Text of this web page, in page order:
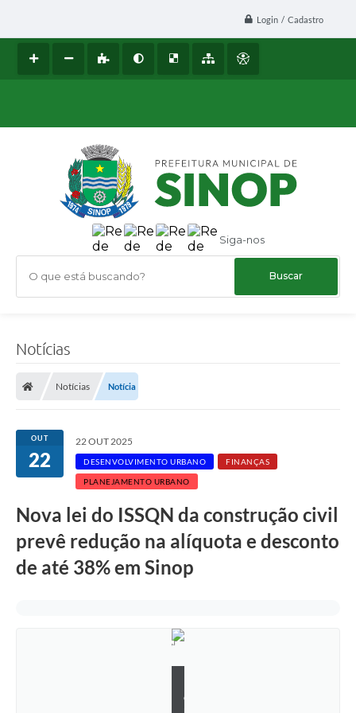
Login / Cadastro
Siga-nos
O que está buscando?
Notícias
Notícias Notícia
OUT
22
22 OUT 2025
DESENVOLVIMENTO URBANO FINANÇAS
PLANEJAMENTO URBANO
Nova lei do ISSQN da construção civil
prevê redução na alíquota e desconto
de até 38% em Sinop
o